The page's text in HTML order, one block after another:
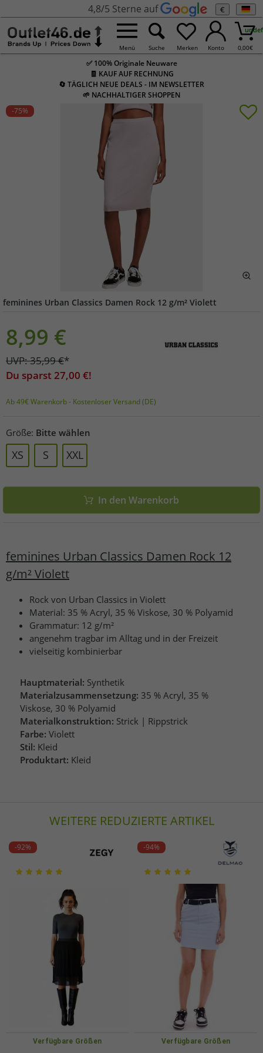
4,8/5 Sterne auf €
Menü Suche Merken Konto 0,00€
✅ 100% Originale Neuware
🧾 KAUF AUF RECHNUNG
🔄 TÄGLICH NEUE DEALS - IM NEWSLETTER
🌱 NACHHALTIGER SHOPPEN
-75%
feminines Urban Classics Damen Rock 12 g/m² Violett
8,99 €
UVP:35,99€*
Du sparst 27,00 €!
Ab 49€ Warenkorb - Kostenloser Versand (DE)
Größe: Bitte wählen
XS S XXL
In den Warenkorb
feminines Urban Classics Damen Rock 12
g/m² Violett
Rock von Urban Classics in Violett
Material: 35 % Acryl, 35 % Viskose, 30 % Polyamid
Grammatur: 12 g/m²
angenehm tragbar im Alltag und in der Freizeit
vielseitig kombinierbar
Hauptmaterial: Synthetik
Materialzusammensetzung: 35 % Acryl, 35 %
Viskose, 30 % Polyamid
Materialkonstruktion: Strick | Rippstrick
Farbe: Violett
Stil: Kleid
Produktart: Kleid
WEITERE REDUZIERTE ARTIKEL
-92%
Verfügbare Größen
-94%
Verfügbare Größen